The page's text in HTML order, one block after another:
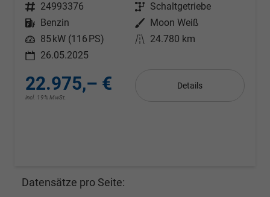
Fahrzeugnr. 24993376 Getriebe Schaltgetriebe
Kraftstoff
Benzin Außenfarbe
Moon Weiß
Leistung 85 kW (116 PS) Kilometerstand 24.780 km
26.05.2025
22.975,– €
incl. 19% MwSt.
Details
Datensätze pro Seite: